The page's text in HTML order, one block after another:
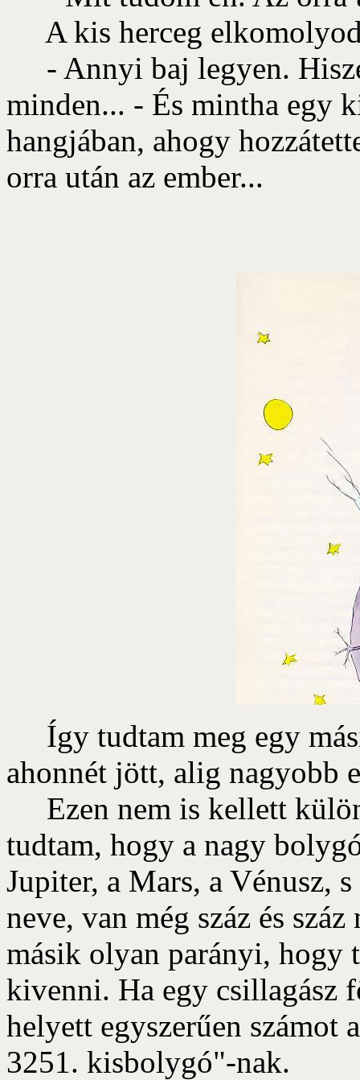
A kis herceg
- Annyi baj legyen.
minden... - És mintha egy
hangjában, ahogy
orra után az ember...
Így tudtam meg egy
ahonnét jött, alig nagyobb
Ezen nem is kellett
tudtam, hogy a nagy
Jupiter, a Mars, a Vénusz,
neve, van még száz és
másik olyan parányi, hogy
kivenni. Ha egy csillagász
helyett egyszerűen számot
3251. kisbolygó"-nak.